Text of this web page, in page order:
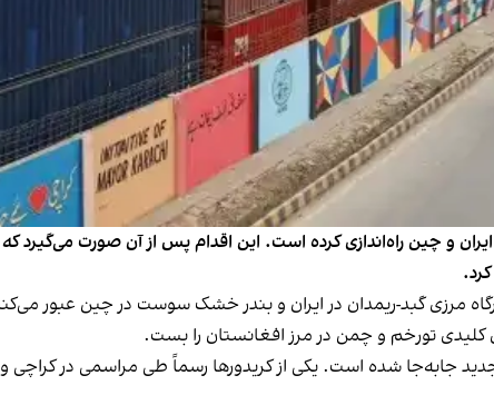
و چین راه‌اندازی کرده است. این اقدام پس از آن صورت می‌گیرد
عملیاتی شده‌اند، از گذرگاه مرزی گبد-ریمدان در ایران و بندر خشک سوست در
این دو مسیر جدید جابه‌جا شده است. یکی از کریدورها رسماً طی مراسمی در